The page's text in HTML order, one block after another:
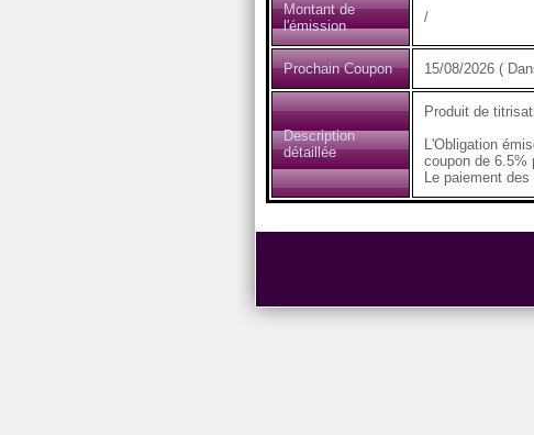
Montant de
l'émission
/
Prochain Coupon 15/08/2026 (
Description
détaillée
Produit de
L'Obligation
coupon de 6.5%
Le paiement